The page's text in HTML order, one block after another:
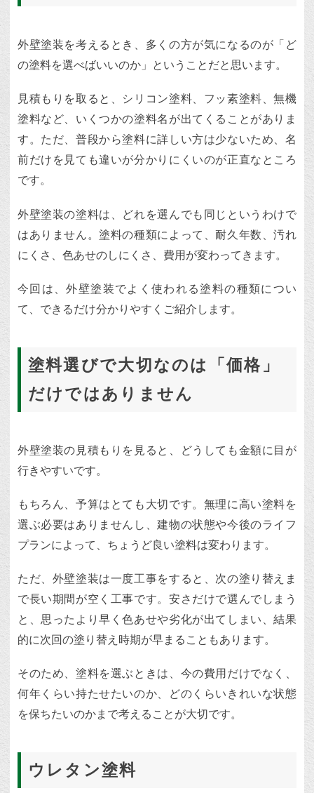
外壁塗装を考えるとき、多くの方が気になるのが「ど
の塗料を選べばいいのか」ということだと思います。
見積もりを取ると、シリコン塗料、フッ素塗料、無機
塗料など、いくつかの塗料名が出てくることがありま
す。ただ、普段から塗料に詳しい方は少ないため、名
前だけを見ても違いが分かりにくいのが正直なところ
です。
外壁塗装の塗料は、どれを選んでも同じというわけで
はありません。塗料の種類によって、耐久年数、汚れ
にくさ、色あせのしにくさ、費用が変わってきます。
今回は、外壁塗装でよく使われる塗料の種類につい
て、できるだけ分かりやすくご紹介します。
塗料選びで大切なのは「価格」
だけではありません
外壁塗装の見積もりを見ると、どうしても金額に目が
行きやすいです。
もちろん、予算はとても大切です。無理に高い塗料を
選ぶ必要はありませんし、建物の状態や今後のライフ
プランによって、ちょうど良い塗料は変わります。
ただ、外壁塗装は一度工事をすると、次の塗り替えま
で長い期間が空く工事です。安さだけで選んでしまう
と、思ったより早く色あせや劣化が出てしまい、結果
的に次回の塗り替え時期が早まることもあります。
そのため、塗料を選ぶときは、今の費用だけでなく、
何年くらい持たせたいのか、どのくらいきれいな状態
を保ちたいのかまで考えることが大切です。
ウレタン塗料